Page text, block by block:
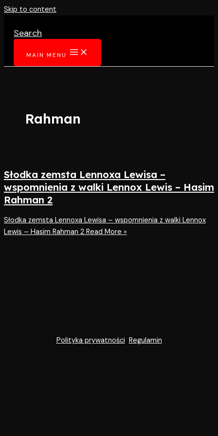
Skip to content
Search
MAIN MENU
Rahman
Słodka zemsta Lennoxa Lewisa –
wspomnienia z walki Lennox Lewis – Hasim
Rahman 2
Słodka zemsta Lennoxa Lewisa – wspomnienia z walki Lennox
Lewis – Hasim Rahman 2 Read More »
Polityka prywatności Regulamin